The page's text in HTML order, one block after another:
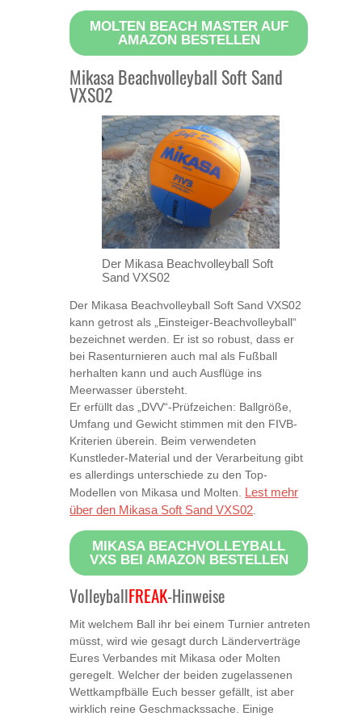
MOLTEN BEACH MASTER AUF
AMAZON BESTELLEN
Mikasa Beachvolleyball Soft Sand
VXS02
Der Mikasa Beachvolleyball Soft
Sand VXS02
Der Mikasa Beachvolleyball Soft Sand VXS02
kann getrost als „Einsteiger-Beachvolleyball“
bezeichnet werden. Er ist so robust, dass er
bei Rasenturnieren auch mal als Fußball
herhalten kann und auch Ausflüge ins
Meerwasser übersteht.
Er erfüllt das „DVV“-Prüfzeichen: Ballgröße,
Umfang und Gewicht stimmen mit den FIVB-
Kriterien überein. Beim verwendeten
Kunstleder-Material und der Verarbeitung gibt
es allerdings unterschiede zu den Top-
Modellen von Mikasa und Molten. Lest mehr
über den Mikasa Soft Sand VXS02
MIKASA BEACHVOLLEYBALL
VXS BEI AMAZON BESTELLEN
VolleyballFREAK-Hinweise
Mit welchem Ball ihr bei einem Turnier antreten
müsst, wird wie gesagt durch Länderverträge
Eures Verbandes mit Mikasa oder Molten
geregelt. Welcher der beiden zugelassenen
Wettkampfbälle Euch besser gefällt, ist aber
wirklich reine Geschmackssache. Einige